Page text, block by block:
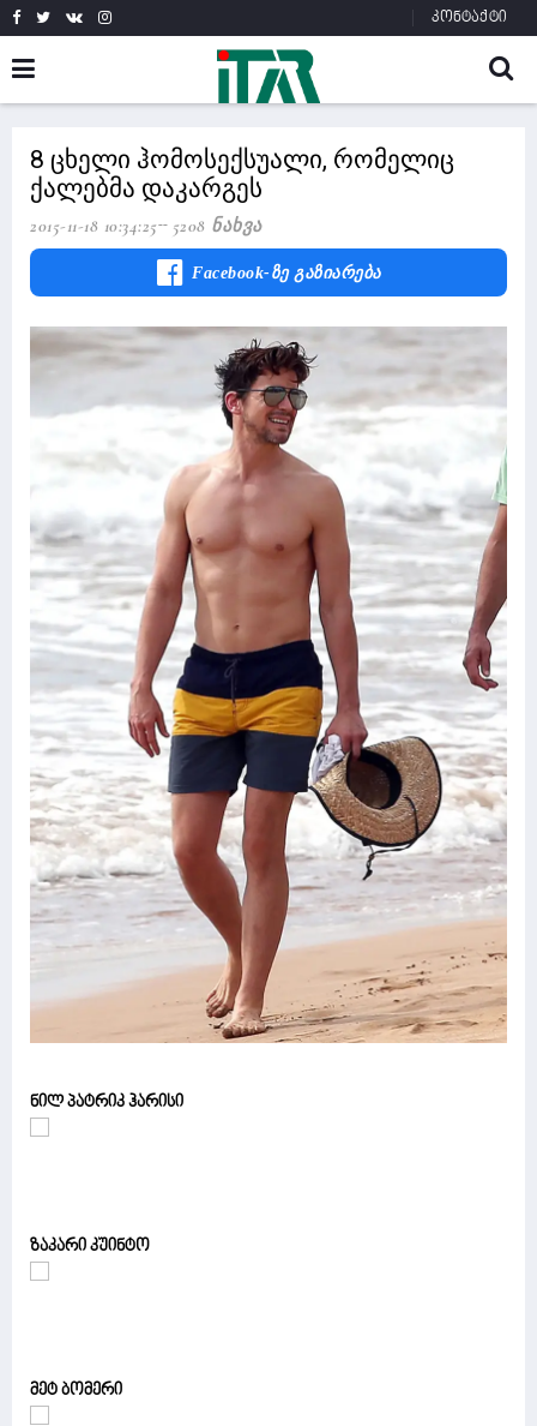
კონტაქტი
8 ცხელი ჰომოსექსუალი, რომელიც
ქალებმა დაკარგეს
2015-11-18 10:34:25 5208 Ნახვა
Facebook-Ზე Გაზიარება
ნილ პატრიკ ჰარისი
ზაკარი კუინტო
მეტ ბომერი